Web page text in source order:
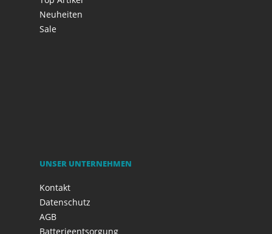
Neuheiten
Sale
UNSER UNTERNEHMEN
Kontakt
Datenschutz
AGB
Batterieentsorgung